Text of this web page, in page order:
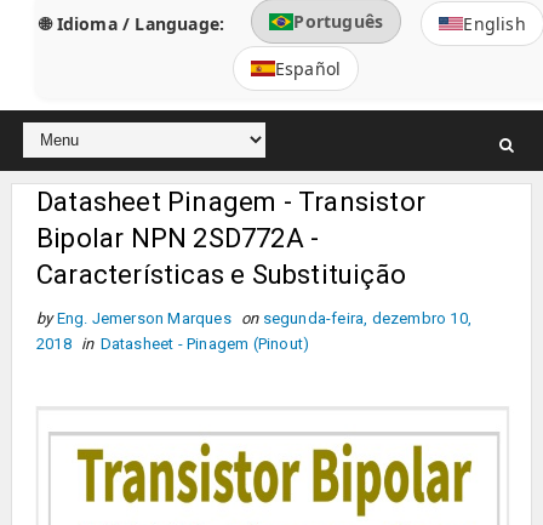
🌐 Idioma / Language: Português
English
Español
Datasheet Pinagem - Transistor
Bipolar NPN 2SD772A -
Características e Substituição
by Eng. Jemerson Marques on segunda-feira, dezembro 10,
2018
in Datasheet - Pinagem (Pinout)